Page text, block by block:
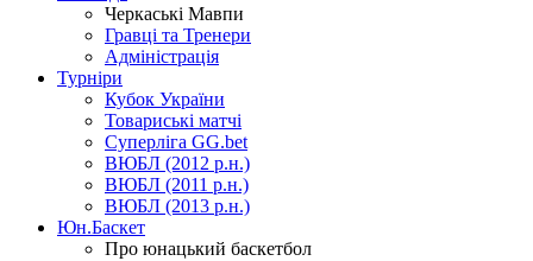
Черкаські Мавпи
Гравці та Тренери
Адміністрація
Турніри
Кубок України
Товариські матчі
Суперліга GG.bet
ВЮБЛ (2012 р.н.)
ВЮБЛ (2011 р.н.)
ВЮБЛ (2013 р.н.)
Юн.Баскет
Про юнацький баскетбол